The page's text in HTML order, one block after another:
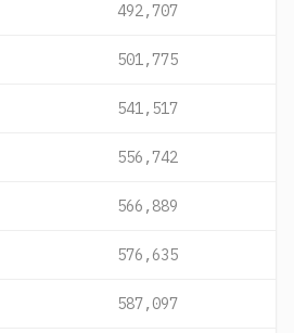
492,707
501,775
541,517
556,742
566,889
576,635
587,097